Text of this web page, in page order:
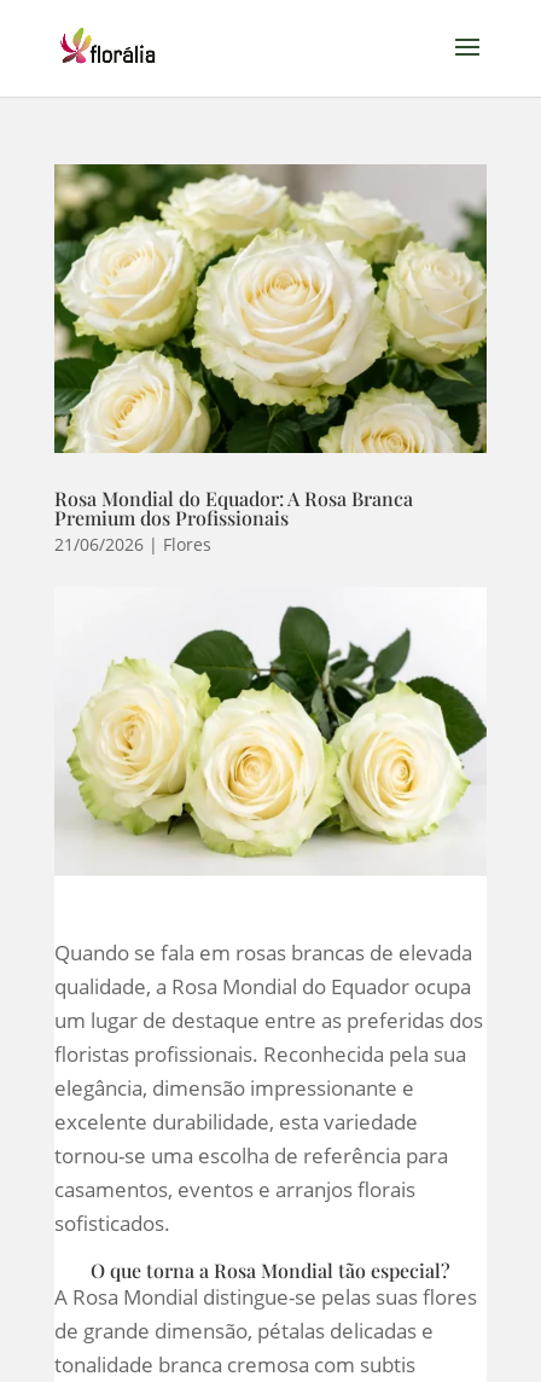
Rosa Mondial do Equador: A Rosa Branca
Premium dos Profissionais
21/06/2026| Flores
Quando se fala em rosas brancas de elevada
qualidade, a Rosa Mondial do Equador ocupa
um lugar de destaque entre as preferidas dos
floristas profissionais. Reconhecida pela sua
elegância, dimensão impressionante e
excelente durabilidade, esta variedade
tornou-se uma escolha de referência para
casamentos, eventos e arranjos florais
sofisticados.
O que torna a Rosa Mondial tão especial?
A Rosa Mondial distingue-se pelas suas flores
de grande dimensão, pétalas delicadas e
tonalidade branca cremosa com subtis